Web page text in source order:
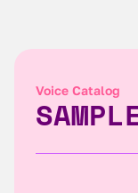
Voice Catalog